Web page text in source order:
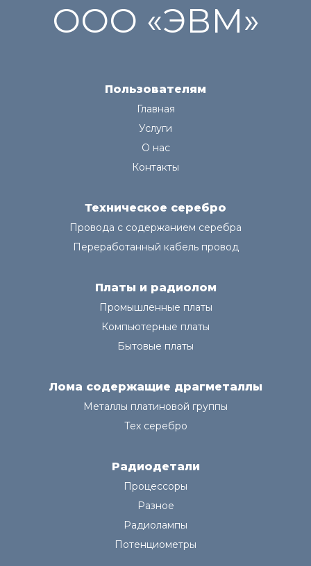
ООО «ЭВМ»
Пользователям
Главная
Услуги
О нас
Контакты
Техническое серебро
Провода с содержанием серебра
Переработанный кабель провод
Платы и радиолом
Промышленные платы
Компьютерные платы
Бытовые платы
Лома содержащие драгметаллы
Металлы платиновой группы
Тех серебро
Радиодетали
Процессоры
Разное
Радиолампы
Потенциометры